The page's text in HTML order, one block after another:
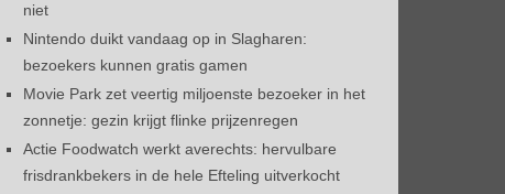
niet
Nintendo duikt vandaag op in Slagharen:
bezoekers kunnen gratis gamen
Movie Park zet veertig miljoenste bezoeker in het
zonnetje: gezin krijgt flinke prijzenregen
Actie Foodwatch werkt averechts: hervulbare
frisdrankbekers in de hele Efteling uitverkocht